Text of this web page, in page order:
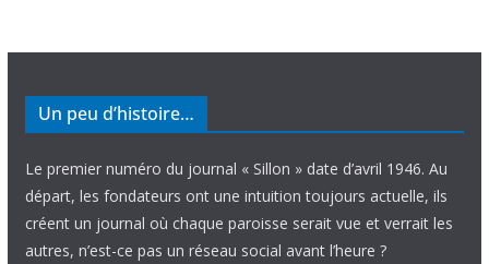
Un peu d’histoire…
Le premier numéro du journal « Sillon » date d’avril 1946. Au
départ, les fondateurs ont une intuition toujours actuelle, ils
créent un journal où chaque paroisse serait vue et verrait les
autres, n’est-ce pas un réseau social avant l’heure ?